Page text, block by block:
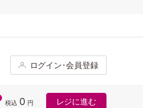
ログイン･会員登録
税込 0 円 レジに進む